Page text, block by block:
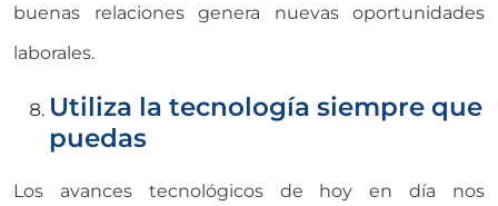
buenas relaciones genera nuevas oportunidades
laborales.
Utiliza la tecnología siempre que
puedas
Los avances tecnológicos de hoy en día nos